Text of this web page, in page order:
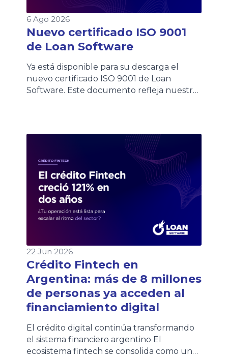
6 Ago 2026
Nuevo certificado ISO 9001
de Loan Software
Ya está disponible para su descarga el
nuevo certificado ISO 9001 de Loan
Software. Este documento refleja nuestro
rápida desde esta página o consultarlo
también en nuestra Wiki, donde
encontrarán siempre la versión vigente.
22 Jun 2026
Crédito Fintech en
Argentina: más de 8 millones
de personas ya acceden al
financiamiento digital
El crédito digital continúa transformando
el sistema financiero argentino El
ecosistema fintech se consolida como uno